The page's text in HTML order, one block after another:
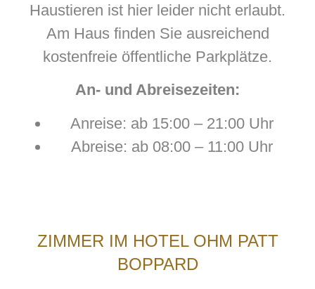
Haustieren ist hier leider nicht erlaubt.
Am Haus finden Sie ausreichend
kostenfreie öffentliche Parkplätze.
An- und Abreisezeiten:
Anreise: ab 15:00 – 21:00 Uhr
Abreise: ab 08:00 – 11:00 Uhr
ZIMMER IM HOTEL OHM PATT
BOPPARD